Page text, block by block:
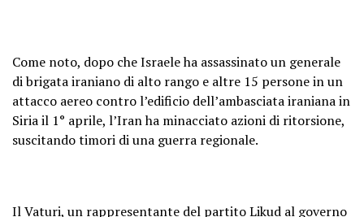
Come noto, dopo che Israele ha assassinato un generale
di brigata iraniano di alto rango e altre 15 persone in un
attacco aereo contro l’edificio dell’ambasciata iraniana in
Siria il 1° aprile, l’Iran ha minacciato azioni di ritorsione,
suscitando timori di una guerra regionale.
Il Vaturi, un rappresentante del partito Likud al governo